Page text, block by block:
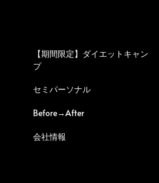
【期間限定】ダイエットキャン
プ
セミパーソナル
Before→After
会社情報